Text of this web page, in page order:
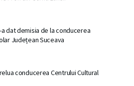
dat demisia de la conducerea
Județean Suceava
conducerea Centrului Cultural